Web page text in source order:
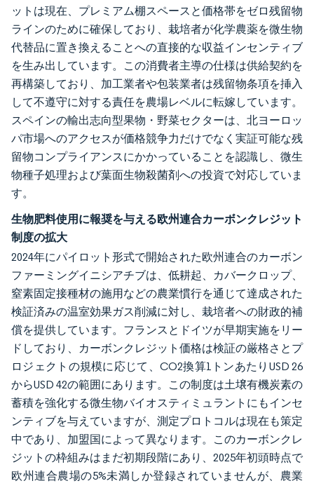
ットは現在、プレミアム棚スペースと価格帯をゼロ残留物
ラインのために確保しており、栽培者が化学農薬を微生物
代替品に置き換えることへの直接的な収益インセンティブ
を生み出しています。この消費者主導の仕様は供給契約を
再構築しており、加工業者や包装業者は残留物条項を挿入
して不遵守に対する責任を農場レベルに転嫁しています。
スペインの輸出志向型果物・野菜セクターは、北ヨーロッ
パ市場へのアクセスが価格競争力だけでなく実証可能な残
留物コンプライアンスにかかっていることを認識し、微生
物種子処理および葉面生物殺菌剤への投資で対応していま
す。
生物肥料使用に報奨を与える欧州連合カーボンクレジット
制度の拡大
2024年にパイロット形式で開始された欧州連合のカーボン
ファーミングイニシアチブは、低耕起、カバークロップ、
窒素固定接種材の施用などの農業慣行を通じて達成された
検証済みの温室効果ガス削減に対し、栽培者への財政的補
償を提供しています。フランスとドイツが早期実施をリー
ドしており、カーボンクレジット価格は検証の厳格さとプ
ロジェクトの規模に応じて、CO2換算1トンあたりUSD 26
からUSD 42の範囲にあります。この制度は土壌有機炭素の
蓄積を強化する微生物バイオスティミュラントにもインセ
ンティブを与えていますが、測定プロトコルは現在も策定
中であり、加盟国によって異なります。このカーボンクレ
ジットの枠組みはまだ初期段階にあり、2025年初頭時点で
欧州連合農場の5%未満しか登録されていませんが、農業